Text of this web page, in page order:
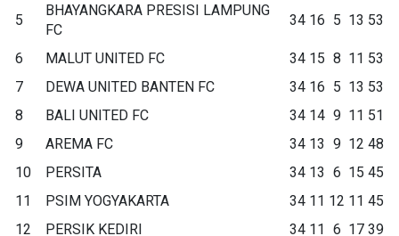
5
BHAYANGKARA PRESISI LAMPUNG
FC
34 16 5 13 53
6 MALUT UNITED FC 34 15 8 11 53
7
DEWA UNITED BANTEN FC 34 16 5 13 53
8
BALI UNITED FC 34 14 9 11 51
9
AREMA FC 34 13 9 12 48
10
PERSITA 34 13 6 15 45
11
PSIM YOGYAKARTA 34 11 12 11 45
12
PERSIK KEDIRI 34 11 6 17 39